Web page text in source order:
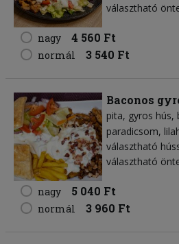
választható
nagy 4 560 Ft
normál 3 540 Ft
Baconos
pita gyros hús
paradicsom
választható
választható
nagy 5 040 Ft
normál 3 960 Ft